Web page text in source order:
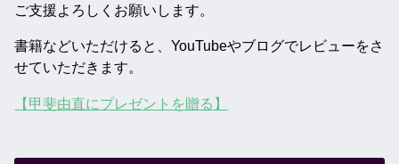
ご支援よろしくお願いします。
書籍などいただけると、YouTubeやブログでレビューをさ
せていただきます。
【甲斐由直にプレゼントを贈る】